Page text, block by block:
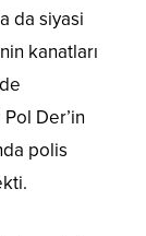
da siyasi
kanatları
Der’in
polis